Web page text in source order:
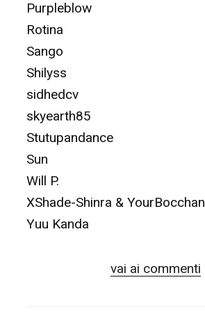
Purpleblow
Rotina
Sango
Shilyss
sidhedcv
skyearth85
Stutupandance
Sun
Will P.
XShade-Shinra & YourBocchan
Yuu Kanda
vai ai commenti